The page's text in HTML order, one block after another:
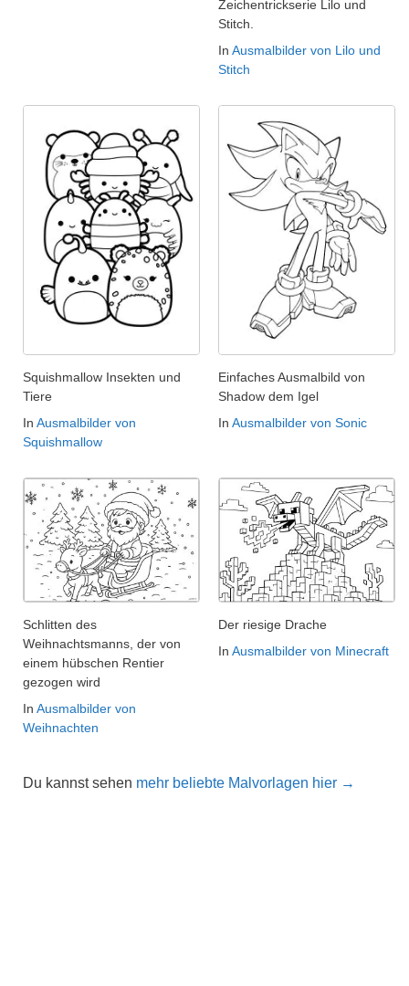
Zeichentrickserie Lilo und
Stitch.
In Ausmalbilder von Lilo und
Stitch
Squishmallow Insekten und
Tiere
In Ausmalbilder von
Squishmallow
Einfaches Ausmalbild von
Shadow dem Igel
In Ausmalbilder von Sonic
Schlitten des
Weihnachtsmanns, der von
einem hübschen Rentier
gezogen wird
In Ausmalbilder von
Weihnachten
Der riesige Drache
In Ausmalbilder von Minecraft
Du kannst sehen mehr beliebte Malvorlagen hier →